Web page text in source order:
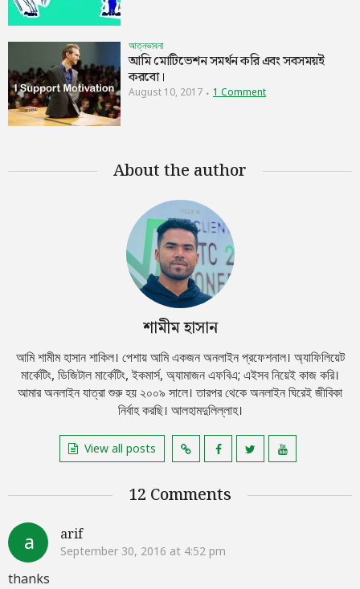
আত্নভাবনা
আমি মোটিভেশন সমর্থন করি এবং সবসময়ই
করবো।
August 10, 2017 1 Comment
About the author
শামীম হাসান
আমি শামীম হাসান শাকিল। পেশায় আমি একজন অনলাইন প্রফেশনাল। অ্যাফিলিয়েট
মার্কেটিং, ডিজিটাল মার্কেটিং, ইকমার্স, অ্যামাজন এফবিএ; এইসব নিয়েই কাজ করি।
আমার অনলাইন যাত্রা শুরু হয় ২০০৯ সালে। তারপর থেকে অনলাইন ঘিরেই জীবিকা
নির্বাহ করছি। আলহামদুলিল্লাহ।
View all posts
12 Comments
a arif
September 30, 2016 at 4:52 pm
thanks